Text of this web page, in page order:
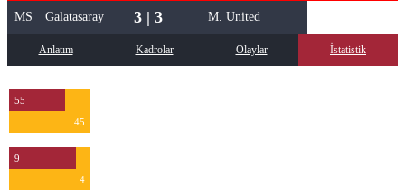
MS Galatasaray 3 | 3 M. United
Anlatım Kadrolar Olaylar İstatistik
55
45
9
4